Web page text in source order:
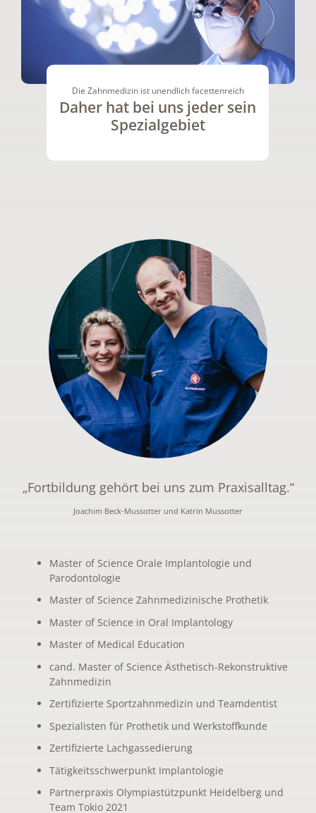
Die Zahnmedizin ist unendlich facettenreich
Daher hat bei uns jeder sein
Spezialgebiet
„Fortbildung gehört bei uns zum Praxisalltag.“
Joachim Beck-Mussotter und Katrin Mussotter
Master of Science Orale Implantologie und
Parodontologie
Master of Science Zahnmedizinische Prothetik
Master of Science in Oral Implantology
Master of Medical Education
cand. Master of Science Ästhetisch-Rekonstruktive
Zahnmedizin
Zertifizierte Sportzahnmedizin und Teamdentist
Spezialisten für Prothetik und Werkstoffkunde
Zertifizierte Lachgassedierung
Tätigkeitsschwerpunkt Implantologie
Partnerpraxis Olympiastützpunkt Heidelberg und
Team Tokio 2021